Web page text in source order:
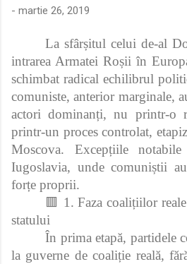
- martie 26, 2019
La sfârșitul celui de‑al
intrarea Armatei Roșii în
schimbat radical echilibrul
comuniste, anterior marginale,
actori dominanți, nu printr-o
printr‑un proces controlat,
Moscova. Excepțiile
Iugoslavia, unde comuniștii
forțe proprii.
🟥 1. Faza coalițiilor
statului
În prima etapă, partidele
la guverne de coaliție reală,